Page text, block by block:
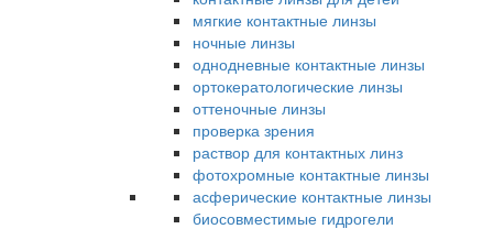
мягкие контактные линзы
ночные линзы
однодневные контактные линзы
ортокератологические линзы
оттеночные линзы
проверка зрения
раствор для контактных линз
фотохромные контактные линзы
асферические контактные линзы
биосовместимые гидрогели